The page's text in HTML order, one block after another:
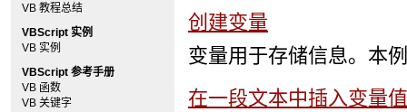
VB 教程总结
VBScript 实例
VB 实例
VBScript 参考手册
VB 函数
VB 关键字
创建变量
变量用于存储信息。本
在一段文本中插入变量值